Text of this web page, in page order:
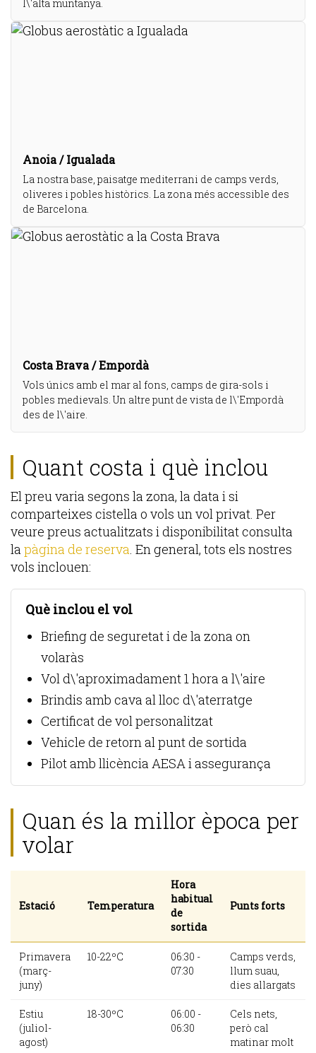
l\'alta muntanya.
Anoia / Igualada
La nostra base, paisatge mediterrani de camps verds,
oliveres i pobles històrics. La zona més accessible des
de Barcelona.
Costa Brava / Empordà
Vols únics amb el mar al fons, camps de gira-sols i
pobles medievals. Un altre punt de vista de l\'Empordà
des de l\'aire.
Quant costa i què inclou
El preu varia segons la zona, la data i si
comparteixes cistella o vols un vol privat. Per
veure preus actualitzats i disponibilitat consulta
lapàgina de reserva. En general, tots els nostres
vols inclouen:
Què inclou el vol
Briefing de seguretat i de la zona on
volaràs
Vol d\'aproximadament 1 hora a l\'aire
Brindis amb cava al lloc d\'aterratge
Certificat de vol personalitzat
Vehicle de retorn al punt de sortida
Pilot amb llicència AESA i assegurança
Quan és la millor època per
volar
Estació Temperatura
Hora
habitual
de
sortida
Punts forts
Primavera
(març-
juny)
10-22ºC
06:30 -
07:30
Camps verds,
llum suau,
dies allargats
Estiu
(juliol-
agost)
18-30ºC
06:00 -
06:30
Cels nets,
però cal
matinar molt